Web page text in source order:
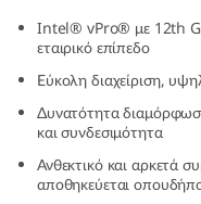
n
y
Intel® vPro® με 12th
εταιρικό επίπεδο
Εύκολη διαχείριση,
Δυνατότητα
και συνδεσιμότητα
Ανθεκτικό και αρκετά
αποθηκεύεται